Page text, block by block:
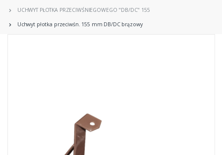
UCHWYT PŁOTKA PRZECIWŚNIEGOWEGO "DB/DC" 155
Uchwyt płotka przeciwśn. 155 mm DB/DC brązowy